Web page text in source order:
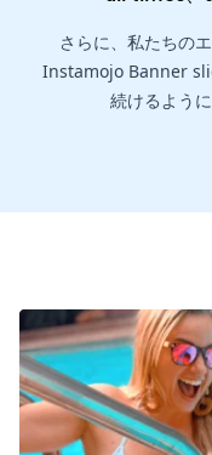
さらに、私たちの
Instamojo Banner
続けるよう